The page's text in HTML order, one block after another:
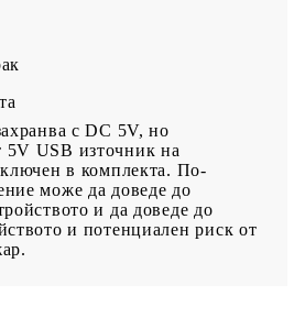
с DC 5V, но
5V USB източник на
в комплекта. По-
може да доведе до
и да доведе до
и потенциален риск от